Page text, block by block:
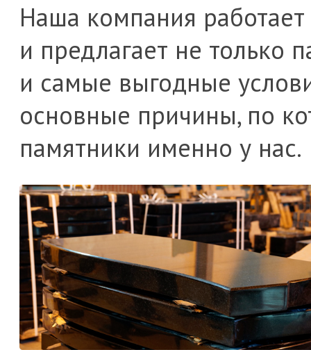
Наша компания
и предлагает не только
и самые выгодные
основные причины, по
памятники именно у нас.